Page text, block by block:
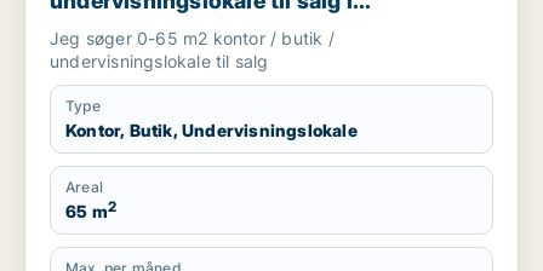
Storkøbenhavn, Nordsjælland eller Fyn
m.fl.
Jeg søger 0-65 m2 kontor / butik /
undervisningslokale til salg
Type
Kontor, Butik, Undervisningslokale
Areal
65 m2